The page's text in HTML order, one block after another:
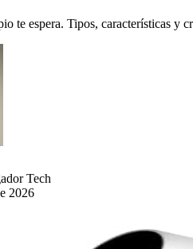
te espera. Tipos, características y
Tech
2026